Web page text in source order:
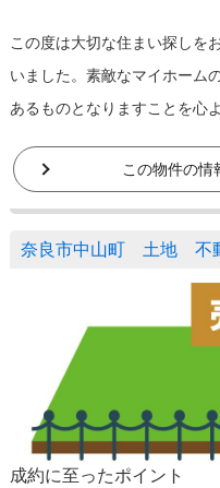
この度は大切な住まい探しを
いました。素敵なマイホーム
あるものとなりますことを心
この物件の情
奈良市中山町 土地 不
成約に至ったポイント